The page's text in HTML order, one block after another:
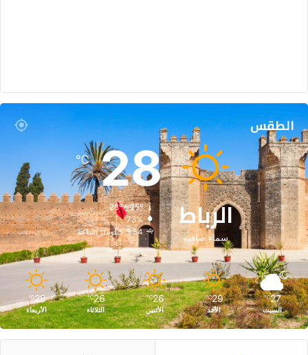
الطقس
الرباط
سماء صافية
28
℃
28º - 25º
73%
3.54 كيلومتر/ساعة
27
℃
السبت
29
℃
الأحد
26
℃
الأثنين
26
℃
الثلاثاء
28
℃
الأربعاء